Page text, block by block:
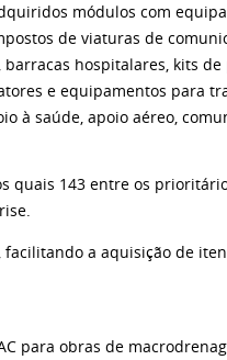
módulos com
de viaturas de
hospitalares, kits
e equipamentos para
à saúde, apoio aéreo,
quais 143 entre os
a aquisição de
para obras de